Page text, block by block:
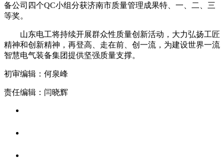
备公司四个QC小组分获济南市质量管理成果特、一、二、三
等奖。
山东电工将持续开展群众性质量创新活动，大力弘扬工匠
精神和创新精神，再登高、走在前、创一流，为建设世界一流
智慧电气装备集团提供坚强质量支撑。
初审编辑：何泉峰
责任编辑：闫晓辉